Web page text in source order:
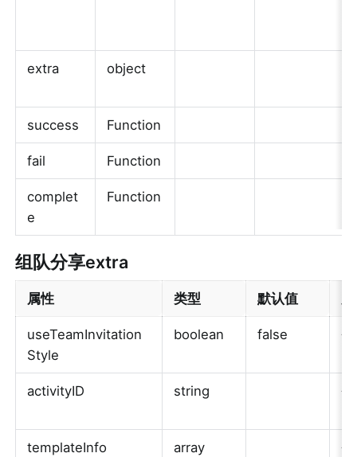
extra object
success Function
fail Function
complet
e
Function
组队分享extra
属性 类型 默认值
useTeamInvitation
Style
boolean false
activityID string
templateInfo array